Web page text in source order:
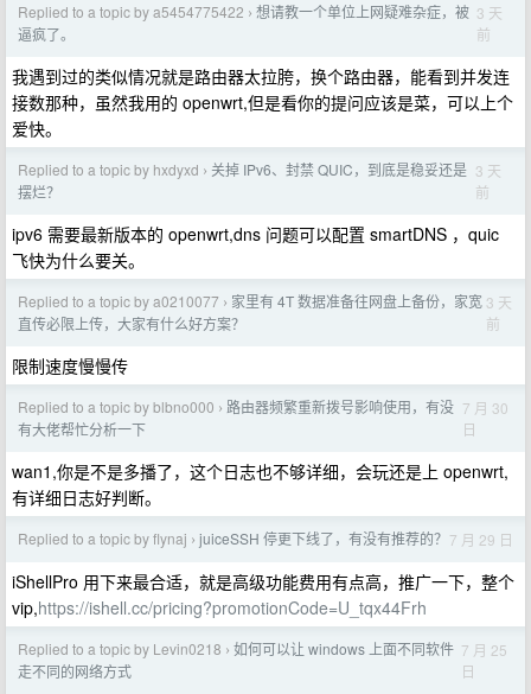
Replied to a topic by a5454775422 › 想请教一个单位上网疑难杂症，被
逼疯了。
3 天
前
我遇到过的类似情况就是路由器太拉胯，换个路由器，能看到并发连
接数那种，虽然我用的 openwrt,但是看你的提问应该是菜，可以上个
爱快。
Replied to a topic by hxdyxd › 关掉 IPv6、封禁 QUIC，到底是稳妥还是
摆烂？
3 天
前
ipv6 需要最新版本的 openwrt,dns 问题可以配置 smartDNS ，quic
飞快为什么要关。
Replied to a topic by a0210077 › 家里有 4T 数据准备往网盘上备份，家宽
直传必限上传，大家有什么好方案？
3 天
前
限制速度慢慢传
Replied to a topic by blbno000 › 路由器频繁重新拨号影响使用，有没
有大佬帮忙分析一下
7 月 30
日
wan1,你是不是多播了，这个日志也不够详细，会玩还是上 openwrt,
有详细日志好判断。
Replied to a topic by flynaj › juiceSSH 停更下线了，有没有推荐的？ 7 月 29 日
iShellPro 用下来最合适，就是高级功能费用有点高，推广一下，整个
vip,https://ishell.cc/pricing?promotionCode=U_tqx44Frh
Replied to a topic by Levin0218 › 如何可以让 windows 上面不同软件
走不同的网络方式
7 月 25
日